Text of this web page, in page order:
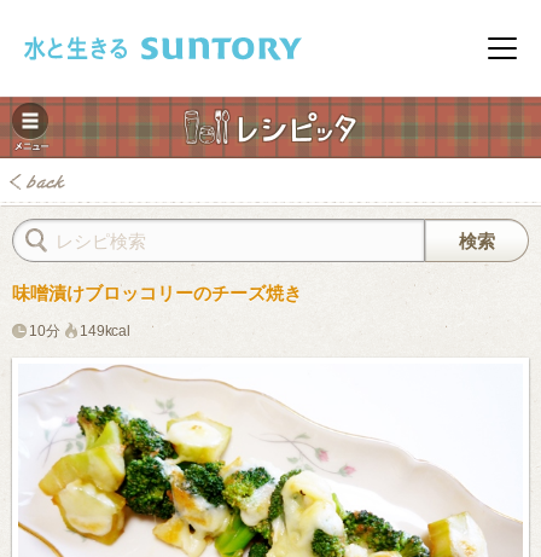
メニ
レシピ
味噌漬けブロッコリーのチーズ焼き
10分 149kcal